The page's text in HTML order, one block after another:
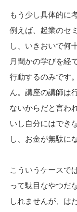
もう少し具体的に
例えば、起業のセ
し、いきおいで何
月間かの学びを経
行動するのみです
ん。講座の講師は
ないからだと言わ
いし自分にはでき
し、お金が無駄に
こういうケースで
って駄目なやつだ
しれませんが、は